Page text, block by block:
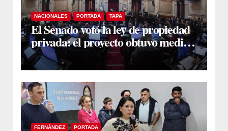
NACIONALES PORTADA TAPA
El Senado votó la ley de propiedad
privada: el proyecto obtuvo media
sanción
FERNÁNDEZ PORTADA